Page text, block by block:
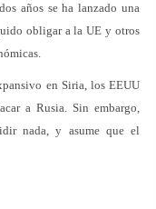
años se ha lanzado una
obligar a la UE y otros
en Siria, los EEUU
a Rusia. Sin embargo,
nada, y asume que el